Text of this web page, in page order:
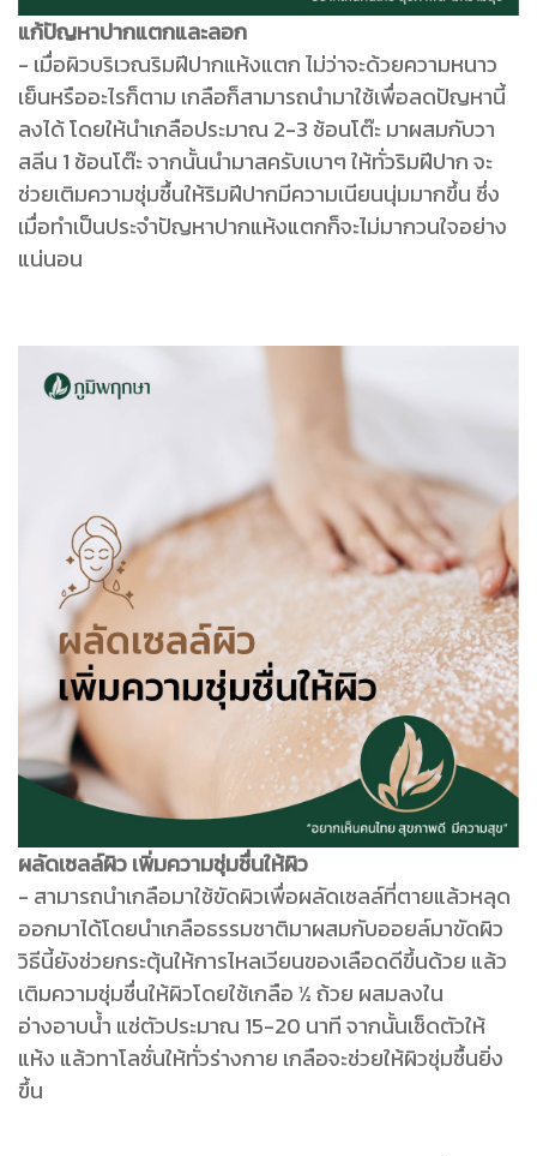
แก้ปัญหาปากแตกและลอก
- เมื่อผิวบริเวณริมฝีปากแห้งแตก ไม่ว่าจะด้วยความหนาว
เย็นหรืออะไรก็ตาม เกลือก็สามารถนำมาใช้เพื่อลดปัญหานี้
ลงได้ โดยให้นำเกลือประมาณ 2-3 ช้อนโต๊ะ มาผสมกับวา
สลีน 1 ช้อนโต๊ะ จากนั้นนำมาสครับเบาๆ ให้ทั่วริมฝีปาก จะ
ช่วยเติมความชุ่มชื้นให้ริมฝีปากมีความเนียนนุ่มมากขึ้น ซึ่ง
เมื่อทำเป็นประจำปัญหาปากแห้งแตกก็จะไม่มากวนใจอย่าง
แน่นอน
ผลัดเซลล์ผิว เพิ่มความชุ่มชื่นให้ผิว
- สามารถนำเกลือมาใช้ขัดผิวเพื่อผลัดเซลล์ที่ตายแล้วหลุด
ออกมาได้โดยนำเกลือธรรมชาติมาผสมกับออยล์มาขัดผิว
วิธีนี้ยังช่วยกระตุ้นให้การไหลเวียนของเลือดดีขึ้นด้วย แล้ว
เติมความชุ่มชื่นให้ผิวโดยใช้เกลือ ½ ถ้วย ผสมลงใน
อ่างอาบน้ำ แช่ตัวประมาณ 15-20 นาที จากนั้นเช็ดตัวให้
แห้ง แล้วทาโลชั่นให้ทั่วร่างกาย เกลือจะช่วยให้ผิวชุ่มชื้นยิ่ง
ขึ้น